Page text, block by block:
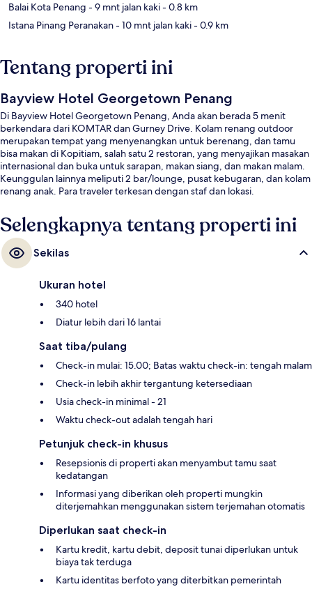
Balai Kota Penang - 9 mnt jalan kaki- 0.8 km
Istana Pinang Peranakan- 10 mnt jalan kaki- 0.9 km
Tentang properti ini
Bayview Hotel Georgetown Penang
Di Bayview Hotel Georgetown Penang, Anda akan berada 5 menit
berkendara dari KOMTAR dan Gurney Drive. Kolam renang outdoor
merupakan tempat yang menyenangkan untuk berenang, dan tamu
bisa makan di Kopitiam, salah satu 2 restoran, yang menyajikan masakan
internasional dan buka untuk sarapan, makan siang, dan makan malam.
Keunggulan lainnya meliputi 2 bar/lounge, pusat kebugaran, dan kolam
renang anak. Para traveler terkesan dengan staf dan lokasi.
Selengkapnya tentang properti ini
Sekilas
Ukuran hotel
340 hotel
Diatur lebih dari 16 lantai
Saat tiba/pulang
Check-in mulai: 15.00; Batas waktu check-in: tengah malam
Check-in lebih akhir tergantung ketersediaan
Usia check-in minimal - 21
Waktu check-out adalah tengah hari
Petunjuk check-in khusus
Resepsionis di properti akan menyambut tamu saat
kedatangan
Informasi yang diberikan oleh properti mungkin
diterjemahkan menggunakan sistem terjemahan otomatis
Diperlukan saat check-in
Kartu kredit, kartu debit, deposit tunai diperlukan untuk
biaya tak terduga
Kartu identitas berfoto yang diterbitkan pemerintah